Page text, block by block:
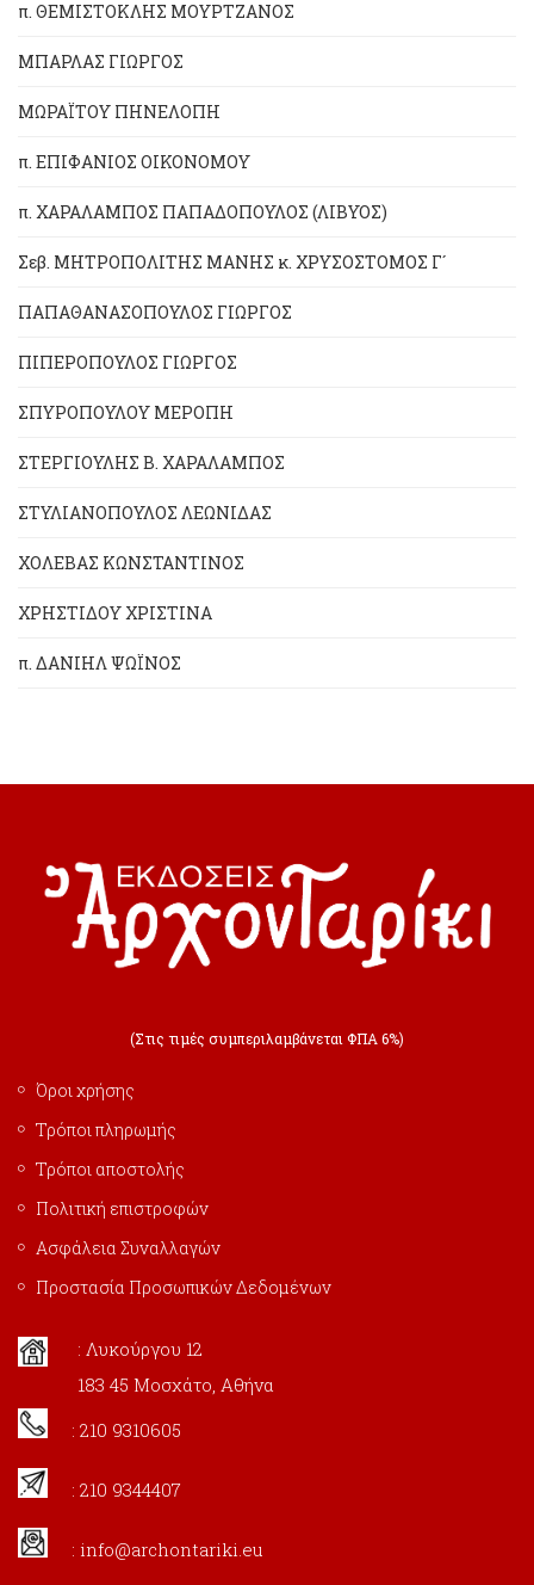
π. ΘΕΜΙΣΤΟΚΛΗΣ ΜΟΥΡΤΖΑΝΟΣ
ΜΠΑΡΛΑΣ ΓΙΩΡΓΟΣ
ΜΩΡΑΪΤΟΥ ΠΗΝΕΛΟΠΗ
π. ΕΠΙΦΑΝΙΟΣ ΟΙΚΟΝΟΜΟΥ
π. ΧΑΡΑΛΑΜΠΟΣ ΠΑΠΑΔΟΠΟΥΛΟΣ (ΛΙΒΥΟΣ)
Σεβ. ΜΗΤΡΟΠΟΛΙΤΗΣ ΜΑΝΗΣ κ. ΧΡΥΣΟΣΤΟΜΟΣ Γ´
ΠΑΠΑΘΑΝΑΣΟΠΟΥΛΟΣ ΓΙΩΡΓΟΣ
ΠΙΠΕΡΟΠΟΥΛΟΣ ΓΙΩΡΓΟΣ
ΣΠΥΡΟΠΟΥΛΟΥ ΜΕΡΟΠΗ
ΣΤΕΡΓΙΟΥΛΗΣ Β. ΧΑΡΑΛΑΜΠΟΣ
ΣΤΥΛΙΑΝΟΠΟΥΛΟΣ ΛΕΩΝΙΔΑΣ
ΧΟΛΕΒΑΣ ΚΩΝΣΤΑΝΤΙΝΟΣ
ΧΡΗΣΤΙΔΟΥ ΧΡΙΣΤΙΝΑ
π. ΔΑΝΙΗΛ ΨΩΪΝΟΣ
(Στις τιμές συμπεριλαμβάνεται ΦΠΑ 6%)
Όροι χρήσης
Τρόποι πληρωμής
Τρόποι αποστολής
Πολιτική επιστροφών
Ασφάλεια Συναλλαγών
Προστασία Προσωπικών Δεδομένων
: Λυκούργου 12
183 45 Μοσχάτο, Αθήνα
: 210 9310605
: 210 9344407
: info@archontariki.eu